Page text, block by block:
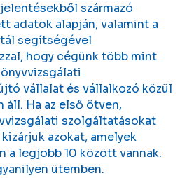
származó
adatok alapján, valamint a
segítségével
hogy cégünk több mint
vállalat és vállalkozó közül
áll. Ha az első ötven,
szolgáltatásokat
azokat, amelyek
a legjobb 10 között vannak.
ütemben.